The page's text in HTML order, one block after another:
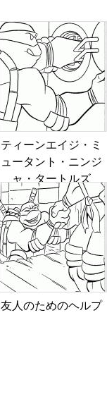
ティーンエイジ・ミ
ュータント・ニンジ
ャ・タートルズ
友人のためのヘルプ